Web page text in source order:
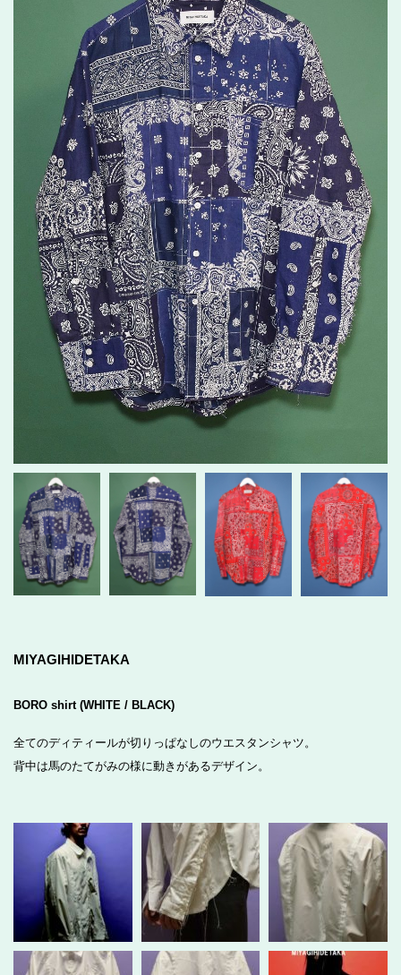
MIYAGIHIDETAKA
BORO shirt (WHITE / BLACK)
全てのディティールが切りっぱなしのウエスタンシャツ。
背中は馬のたてがみの様に動きがあるデザイン。